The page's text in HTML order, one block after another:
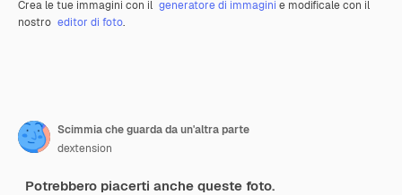
Crea le tue immagini con il generatore di immagini e modificale con il
nostro editor di foto.
Scimmia che guarda da un'altra parte
dextension
Potrebbero piacerti anche queste foto.